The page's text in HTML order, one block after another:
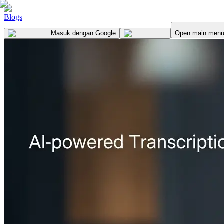
Blogs
Masuk dengan Google Open main menu